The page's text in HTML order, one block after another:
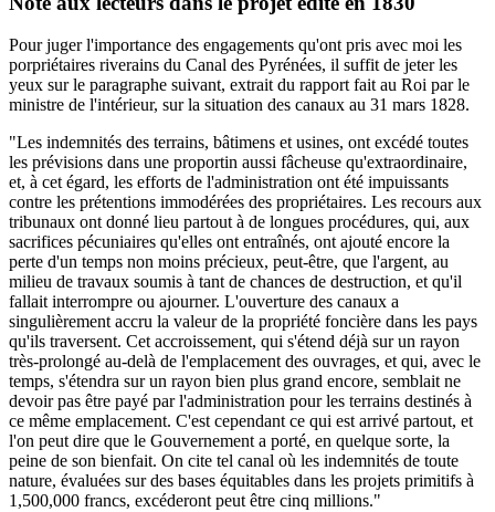
Pour juger l'importance des engagements qu'ont pris avec moi les
porpriétaires riverains du Canal des Pyrénées, il suffit de jeter les
yeux sur le paragraphe suivant, extrait du rapport fait au Roi par le
ministre de l'intérieur, sur la situation des canaux au 31 mars 1828.
"Les indemnités des terrains, bâtimens et usines, ont excédé toutes
les prévisions dans une proportin aussi fâcheuse qu'extraordinaire,
et, à cet égard, les efforts de l'administration ont été impuissants
contre les prétentions immodérées des propriétaires. Les recours aux
tribunaux ont donné lieu partout à de longues procédures, qui, aux
sacrifices pécuniaires qu'elles ont entraînés, ont ajouté encore la
perte d'un temps non moins précieux, peut-être, que l'argent, au
milieu de travaux soumis à tant de chances de destruction, et qu'il
fallait interrompre ou ajourner. L'ouverture des canaux a
singulièrement accru la valeur de la propriété foncière dans les pays
qu'ils traversent. Cet accroissement, qui s'étend déjà sur un rayon
très-prolongé au-delà de l'emplacement des ouvrages, et qui, avec le
temps, s'étendra sur un rayon bien plus grand encore, semblait ne
devoir pas être payé par l'administration pour les terrains destinés à
ce même emplacement. C'est cependant ce qui est arrivé partout, et
l'on peut dire que le Gouvernement a porté, en quelque sorte, la
peine de son bienfait. On cite tel canal où les indemnités de toute
nature, évaluées sur des bases équitables dans les projets primitifs à
1,500,000 francs, excéderont peut être cinq millions."